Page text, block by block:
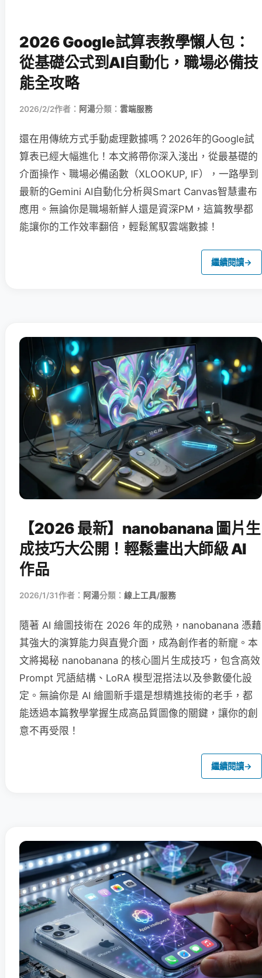
2026 Google試算表教學懶人包：
從基礎公式到AI自動化，職場必備技
能全攻略
2026/2/2作者： 阿湯分類： 雲端服務
還在用傳統方式手動處理數據嗎？2026年的Google試
算表已經大幅進化！本文將帶你深入淺出，從最基礎的
介面操作、職場必備函數（XLOOKUP, IF），一路學到
最新的Gemini AI自動化分析與Smart Canvas智慧畫布
應用。無論你是職場新鮮人還是資深PM，這篇教學都
能讓你的工作效率翻倍，輕鬆駕馭雲端數據！
繼續閱讀→
【2026 最新】nanobanana 圖片生
成技巧大公開！輕鬆畫出大師級 AI
作品
2026/1/31作者： 阿湯分類： 線上工具/服務
隨著 AI 繪圖技術在 2026 年的成熟，nanobanana 憑藉
其強大的演算能力與直覺介面，成為創作者的新寵。本
文將揭秘 nanobanana 的核心圖片生成技巧，包含高效
Prompt 咒語結構、LoRA 模型混搭法以及參數優化設
定。無論你是 AI 繪圖新手還是想精進技術的老手，都
能透過本篇教學掌握生成高品質圖像的關鍵，讓你的創
意不再受限！
繼續閱讀→